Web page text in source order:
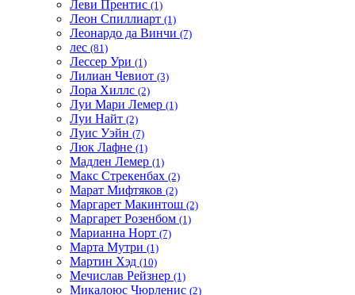
Леви Прентис (1)
Леон Спиллиарт (1)
Леонардо да Винчи (7)
лес (81)
Лессер Ури (1)
Лилиан Чевиот (3)
Лора Хиллс (2)
Луи Мари Лемер (1)
Луи Найт (2)
Луис Уэйн (7)
Люк Лафне (1)
Мадлен Лемер (1)
Макс Стрекенбах (2)
Марат Мифтяков (2)
Маргарет Макинтош (2)
Маргарет Розенбом (1)
Марианна Норт (7)
Марта Мутри (1)
Мартин Хэд (10)
Мечислав Рейзнер (1)
Микалоюс Чюрленис (2)